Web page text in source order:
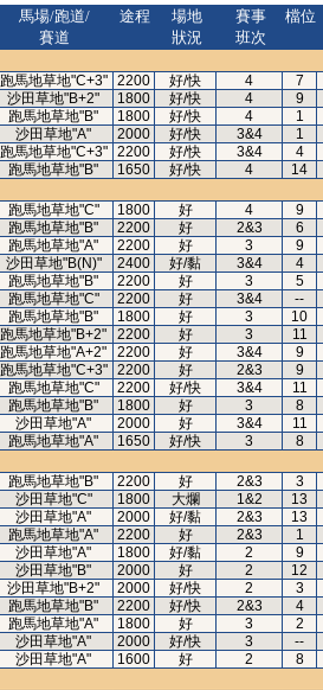
馬場/跑道/
賽道
途程
場地
狀況
賽事
班次
檔位
跑馬地草地"C+3" 2200 好/快 4
7
沙田草地"B+2" 1800 好/快 4
9
跑馬地草地"B" 1800 好/快 4
1
沙田草地"A" 2000 好/快 3&4
1
跑馬地草地"C+3" 2200 好/快 3&4
4
跑馬地草地"B" 1650 好/快 4
14
跑馬地草地"C" 1800 好 4
9
跑馬地草地"B" 2200 好 2&3
6
跑馬地草地"A" 2200 好 3
9
沙田草地"B(N)" 2400 好/黏 3&4
4
跑馬地草地"B" 2200 好 3
5
跑馬地草地"C" 2200 好 3&4
--
跑馬地草地"B" 1800 好 3
10
跑馬地草地"B+2" 2200 好 3
11
跑馬地草地"A+2" 2200 好 3&4
9
跑馬地草地"C+3" 2200 好 2&3
9
跑馬地草地"C" 2200 好/快 3&4
11
跑馬地草地"B" 1800 好 3
8
沙田草地"A" 2000 好 3&4
11
跑馬地草地"A" 1650 好/快 3
8
跑馬地草地"B" 2200 好 2&3
3
沙田草地"C" 1800 大爛 1&2
13
沙田草地"A" 2000 好/黏 2&3
13
跑馬地草地"A" 2200 好 2&3
1
沙田草地"A" 1800 好/黏 2
9
沙田草地"B" 2000 好 2
12
沙田草地"B+2" 2000 好/快 2
3
跑馬地草地"B" 2200 好/快 2&3
4
跑馬地草地"A" 1800 好 3
2
沙田草地"A" 2000 好/快 3
--
沙田草地"A" 1600 好 2
8